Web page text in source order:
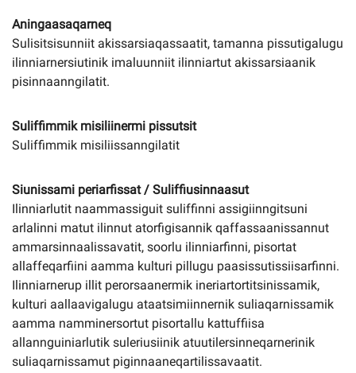
Aningaasaqarneq
Sulisitsisunniit akissarsiaqassaatit, tamanna pissutigalugu
ilinniarnersiutinik imaluunniit ilinniartut akissarsiaanik
pisinnaanngilatit.
Suliffimmik misiliinermi pissutsit
Suliffimmik misiliissanngilatit
Siunissami periarfissat / Suliffiusinnaasut
Ilinniarlutit naammassiguit suliffinni assigiinngitsuni
arlalinni matut ilinnut atorfigisannik qaffassaanissannut
ammarsinnaalissavatit, soorlu ilinniarfinni, pisortat
allaffeqarfiini aamma kulturi pillugu paasissutissiisarfinni.
Ilinniarnerup illit perorsaanermik ineriartortitsinissamik,
kulturi aallaavigalugu ataatsimiinnernik suliaqarnissamik
aamma namminersortut pisortallu kattuffiisa
allannguiniarlutik suleriusiinik atuutilersinneqarnerinik
suliaqarnissamut piginnaaneqartilissavaatit.